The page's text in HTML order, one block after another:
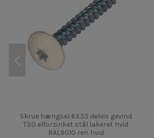
Skrue hængsel 6X35 delvis gevind
T30 elforzinket stål lakeret hvid
RAL9010 ren hvid